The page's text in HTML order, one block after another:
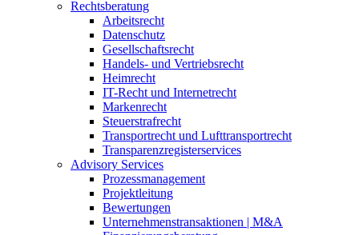
Rechtsberatung
Arbeitsrecht
Datenschutz
Gesellschaftsrecht
Handels- und Vertriebsrecht
Heimrecht
IT-Recht und Internetrecht
Markenrecht
Steuerstrafrecht
Transportrecht und Lufttransportrecht
Transparenzregisterservices
Advisory Services
Prozessmanagement
Projektleitung
Bewertungen
Unternehmenstransaktionen | M&A